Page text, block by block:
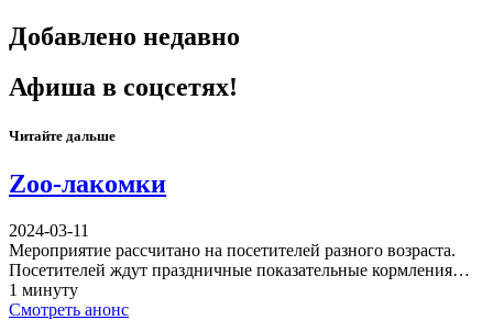
Добавлено недавно
Афиша в соцсетях!
Читайте дальше
Zoo-лакомки
2024-03-11
Мероприятие рассчитано на посетителей разного возраста.
Посетителей ждут праздничные показательные кормления…
1 минуту
Смотреть анонс